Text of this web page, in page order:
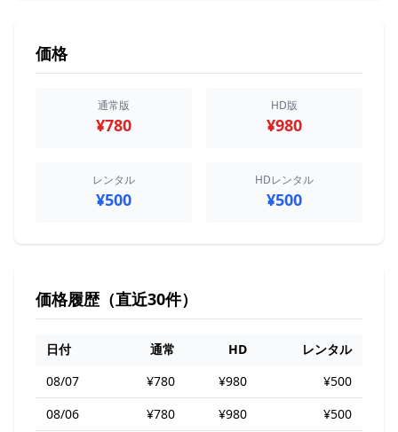
価格
通常版
¥780
HD版
¥980
レンタル
¥500
HDレンタル
¥500
価格履歴（直近30件）
日付 通常 HD
レンタル
08/07
¥780 ¥980
¥500
08/06
¥780 ¥980 ¥500